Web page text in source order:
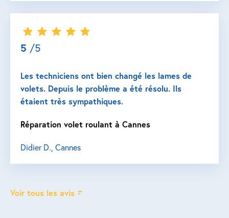
5 /5
Les techniciens ont bien changé les lames de
volets. Depuis le problème a été résolu. Ils
étaient très sympathiques.
Réparation volet roulant à Cannes
Didier D., Cannes
Voir tous les avis